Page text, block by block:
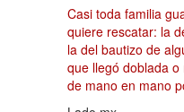
Casi toda familia
quiere rescatar: la
la del bautizo de
que llegó doblada
de mano en mano